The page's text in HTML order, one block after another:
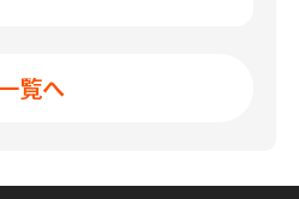
覧へ